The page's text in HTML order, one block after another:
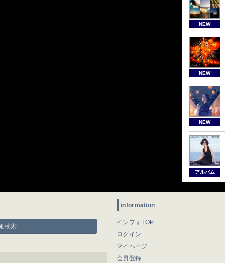
NEW
NEW
NEW
アルバム
検索
information
インフォTOP
ログイン
マイページ
会員登録